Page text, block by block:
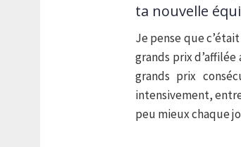
ta nouvelle
Je pense que
grands prix
grands prix
intensivement,
peu mieux chaque